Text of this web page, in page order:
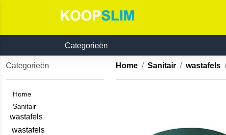
Categorieën
Categorieën
Home
Sanitair
wastafels
wastafels
Home Sanitair wastafels